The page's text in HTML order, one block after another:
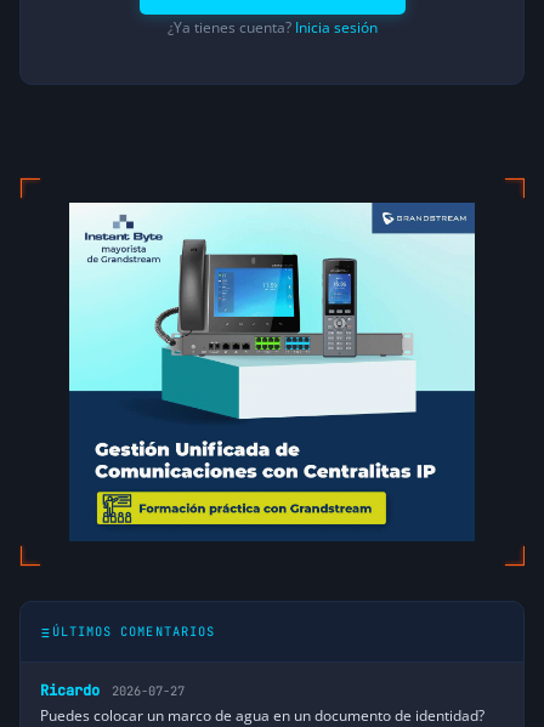
¿Ya tienes cuenta? Inicia sesión
ÚLTIMOS COMENTARIOS
Ricardo 2026-07-27
Puedes colocar un marco de agua en un documento de identidad?